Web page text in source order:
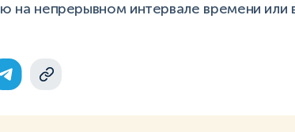
на непрерывном интервале времени или